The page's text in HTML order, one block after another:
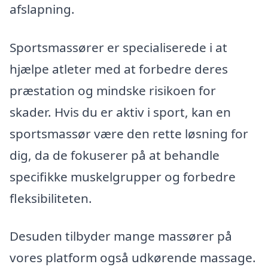
afslapning.
Sportsmassører er specialiserede i at
hjælpe atleter med at forbedre deres
præstation og mindske risikoen for
skader. Hvis du er aktiv i sport, kan en
sportsmassør være den rette løsning for
dig, da de fokuserer på at behandle
specifikke muskelgrupper og forbedre
fleksibiliteten.
Desuden tilbyder mange massører på
vores platform også udkørende massage.